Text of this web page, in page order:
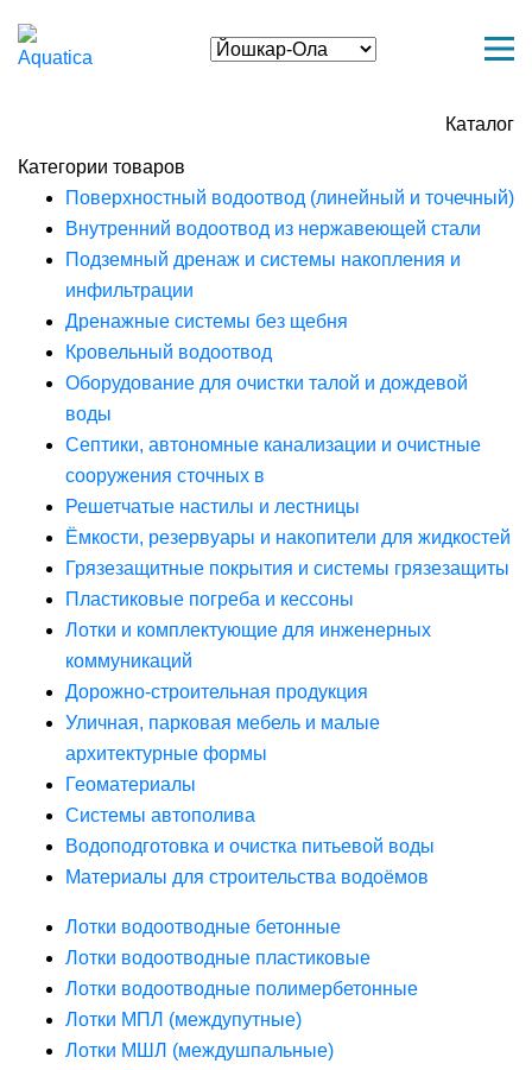
Каталог
Категории товаров
Поверхностный водоотвод (линейный и точечный)
Внутренний водоотвод из нержавеющей стали
Подземный дренаж и системы накопления и
инфильтрации
Дренажные системы без щебня
Кровельный водоотвод
Оборудование для очистки талой и дождевой
воды
Септики, автономные канализации и очистные
сооружения сточных в
Решетчатые настилы и лестницы
Ёмкости, резервуары и накопители для жидкостей
Грязезащитные покрытия и системы грязезащиты
Пластиковые погреба и кессоны
Лотки и комплектующие для инженерных
коммуникаций
Дорожно-строительная продукция
Уличная, парковая мебель и малые
архитектурные формы
Геоматериалы
Системы автополива
Водоподготовка и очистка питьевой воды
Материалы для строительства водоёмов
Лотки водоотводные бетонные
Лотки водоотводные пластиковые
Лотки водоотводные полимербетонные
Лотки МПЛ (междупутные)
Лотки МШЛ (междушпальные)